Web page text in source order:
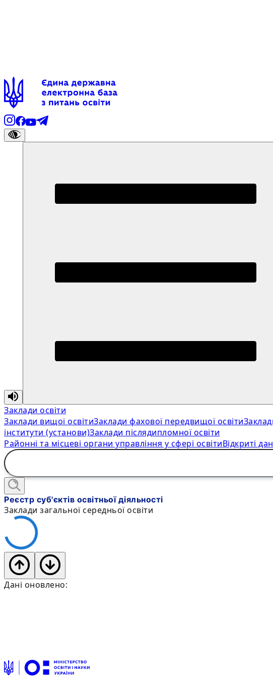
Заклади освіти
Заклади вищої освітиЗаклади фахової передвищої освіти
інститути (установи)Заклади післядипломної освіти
Районні та місцеві органи управління у сфері освітиВідкриті
Реєстр суб'єктів освітньої діяльності
Заклади загальної середньої освіти
Дані оновлено: